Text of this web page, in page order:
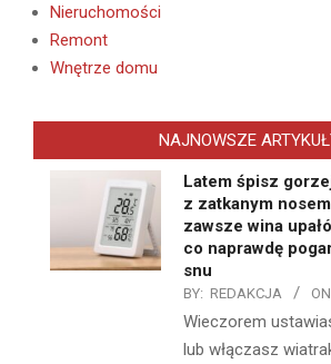
Nieruchomości
Remont
Wnętrze domu
NAJNOWSZE
Latem śpisz
z zatkanym
zawsze wina
co naprawdę
snu
BY: REDAKCJA
Wieczorem
lub włączasz